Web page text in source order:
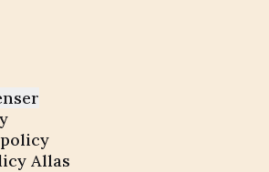
Allas